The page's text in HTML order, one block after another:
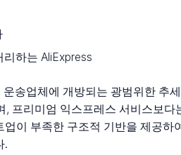
하는 AliExpress
송업체에 개방되는 광범위한 추
프리미엄 익스프레스 서비스보다
이 부족한 구조적 기반을 제공하
.